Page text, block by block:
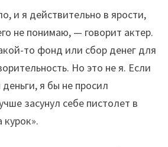
и я действительно в ярости,
не понимаю, — говорит актер.
то фонд или сбор денег для
Но это не я. Если
я бы не просил
засунул себе пистолет в